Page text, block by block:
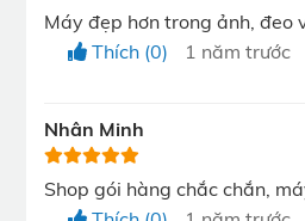
Máy đẹp hơn trong ảnh, đeo
Thích (0)
1 năm trước
Nhân Minh
Shop gói hàng chắc chắn,